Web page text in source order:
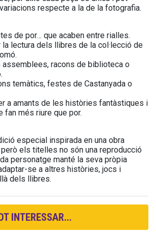
respecte a la de la fotografia.
de por… que acaben entre rialles.
la lectura dels llibres de la col·lecció de
assemblees, racons de biblioteca o
temàtics, festes de Castanyada o
a amants de les històries fantàstiques i
fan més riure que por.
especial inspirada en una obra
però els titelles no són una reproducció
personatge manté la seva pròpia
se a altres històries, jocs i
dels llibres.
INTERESSAR...